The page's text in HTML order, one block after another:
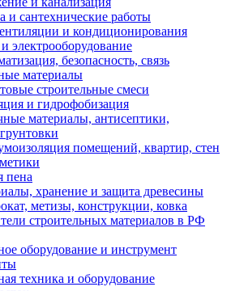
и сантехнические работы
и кондиционирования
электрооборудование
безопасность, связь
материалы
строительные смеси
и гидрофобизация
материалы, антисептики,
помещений, квартир, стен
пена
хранение и защита древесины
метизы, конструкции, ковка
строительных материалов в РФ
оборудование и инструмент
техника и оборудование